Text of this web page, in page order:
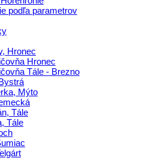
podľa parametrov
Hronec
Hronec
Tále - Brezno
Mýto
Tále
Tále